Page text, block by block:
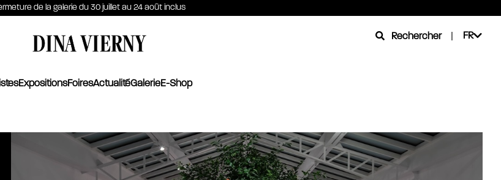
de la galerie du 30 juillet au 24 août inclus
DINA VIERNY Rechercher | FR
ExpositionsFoiresActualitéGalerieE-Shop